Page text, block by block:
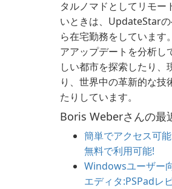
タルノマドとしてリモー
いときは、UpdateStar
ら在宅勤務をしています
アアップデートを分析し
しい都市を探索したり、
り、世界中の革新的な技
たりしています。
Boris Weberさんの最
簡単でアクセス可
無料で利用可能!
Windowsユーザー
エディタ:PSPadレ